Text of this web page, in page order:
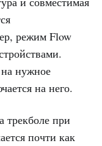
режим Flow
нужное
на него.
трекболе при
почти как